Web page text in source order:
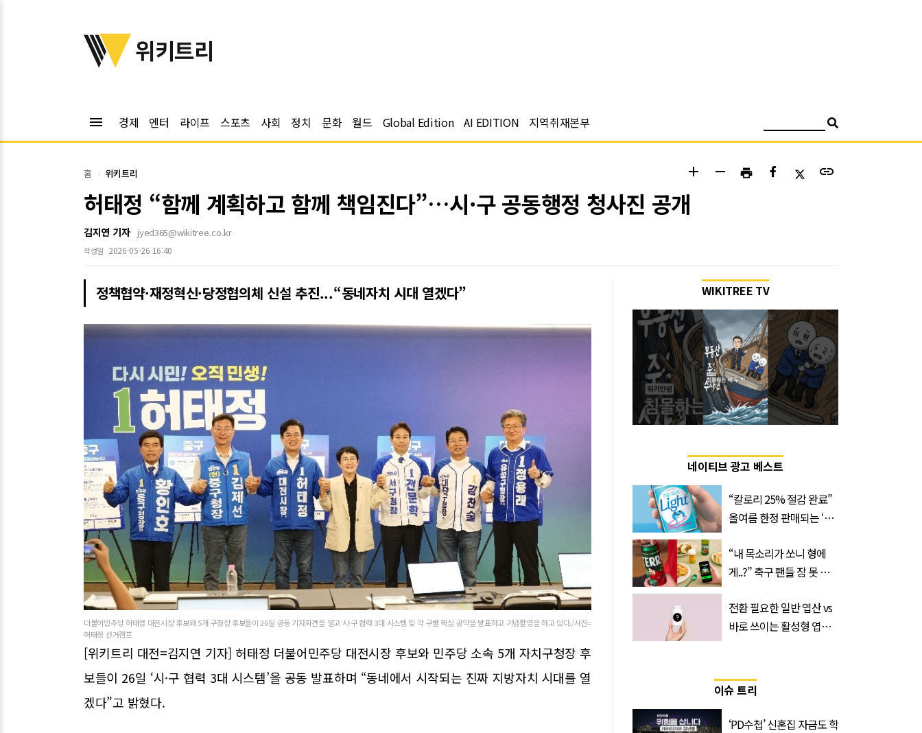
위키트리
위키트리
menu 경제 엔터 라이프 스포츠 사회 정치 문화 월드 Global Edition AI EDITION 지역취재본부
홈 위키트리 add remove print link
허태정 “함께 계획하고 함께 책임진다”…시·구 공동행정 청사진 공개
김지연 기자 jyed365@wikitree.co.kr
작성일 2026-05-26 16:40
정책협약·재정혁신·당정협의체 신설 추진...“동네자치 시대 열겠다”
더불어민주당 허태정 대전시장 후보와 5개 구청장 후보들이 26일 공동 기자회견을 열고 시·구 협력 3대 시스템 및 각 구별 핵심 공약을 발표하고 기념촬영을 하고 있다./사진=
허태정 선거캠프
[위키트리 대전=김지연 기자] 허태정 더불어민주당 대전시장 후보와 민주당 소속 5개 자치구청장 후
보들이 26일 ‘시·구 협력 3대 시스템’을 공동 발표하며 “동네에서 시작되는 진짜 지방자치 시대를 열
겠다”고 밝혔다.
WIKITREE TV
네이티브 광고 베스트
“칼로리 25% 절감 완료”
올여름 한정 판매되는 ‘최
“내 목소리가 쏘니 형에
게..?” 축구 팬들 잠 못 들
트
전환 필요한 일반 엽산 vs
바로 쓰이는 활성형 엽
이슈 트리
‘PD수첩’ 신혼집 자금도 학